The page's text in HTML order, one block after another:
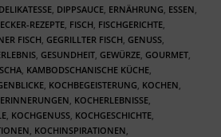
DELIKATESSE, DIPPSAUCE, ERNÄHRUNG, ESSEN,
REZEPTE, FISCH, FISCHGERICHTE,
FISCH, GEGRILLTER FISCH, GENUSS,
, GESUNDHEIT, GEWÜRZE, GOURMET,
, KAMBODSCHANISCHE KÜCHE,
, KOCHBEGEISTERUNG, KOCHEN,
, KOCHERLEBNISSE,
, KOCHGENUSS, KOCHGESCHICHTE,
, KOCHINSPIRATIONEN,